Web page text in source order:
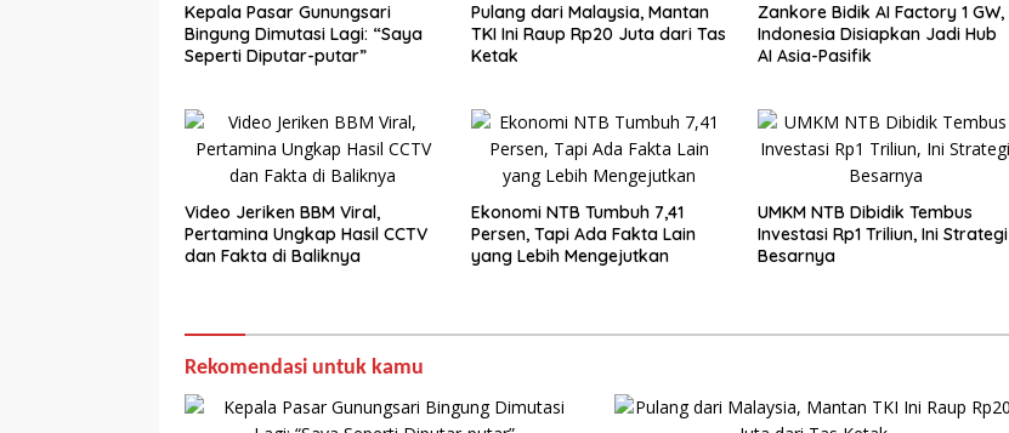
Kepala Pasar Gunungsari
Bingung Dimutasi Lagi: “Saya
Seperti Diputar-putar”
Pulang dari Malaysia, Mantan
TKI Ini Raup Rp20 Juta dari Tas
Ketak
Zankore Bidik AI Factory 1 GW,
Indonesia Disiapkan Jadi Hub
AI Asia-Pasifik
Video Jeriken BBM Viral,
Pertamina Ungkap Hasil CCTV
dan Fakta di Baliknya
Ekonomi NTB Tumbuh 7,41
Persen, Tapi Ada Fakta Lain
yang Lebih Mengejutkan
UMKM NTB Dibidik Tembus
Investasi Rp1 Triliun, Ini Strategi
Besarnya
Rekomendasi untuk kamu